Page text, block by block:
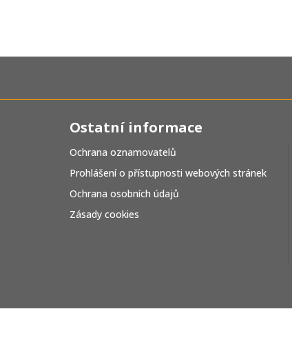
Ostatní informace
Ochrana oznamovatelů
Prohlášení o přístupnosti webových stránek
Ochrana osobních údajů
Zásady cookies